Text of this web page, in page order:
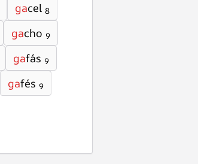
gacel 8
gacho 9
gafás 9
gafés 9